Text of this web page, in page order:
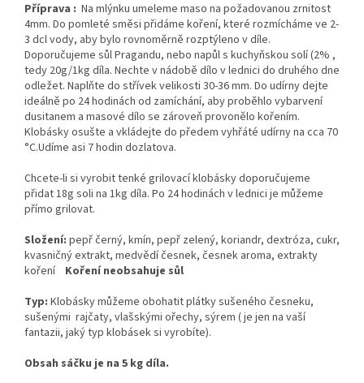
Příprava : Na mlýnku umeleme maso na požadovanou zrnitost
4mm. Do pomleté směsi přidáme koření, které rozmícháme ve 2-
3 dcl vody, aby bylo rovnoměrně rozptýleno v díle.
Doporučujeme sůl Pragandu, nebo napůl s kuchyňskou solí (2% ,
tedy 20g/1kg díla. Nechte v nádobě dílo v lednici do druhého dne
odležet. Naplňte do střívek velikosti 30-36 mm. Do udírny dejte
ideálně po 24 hodinách od zamíchání, aby proběhlo vybarvení
dusitanem a masové dílo se zároveň provonělo kořením.
Klobásky osušte a vkládejte do předem vyhřáté udírny na cca 70
°C.Udíme asi 7 hodin dozlatova.
Chcete-li si vyrobit tenké grilovací klobásky doporučujeme
přidat 18g soli na 1kg díla. Po 24 hodinách v lednici je můžeme
přímo grilovat.
Složení: pepř černý, kmín, pepř zelený, koriandr, dextróza, cukr,
kvasničný extrakt, medvědí česnek, česnek aroma, extrakty
koření Koření neobsahuje sůl
Typ: Klobásky můžeme obohatit plátky sušeného česneku,
sušenými rajčaty, vlašskými ořechy, sýrem ( je jen na vaší
fantazii, jaký typ klobásek si vyrobíte).
Obsah sáčku je na 5 kg díla.